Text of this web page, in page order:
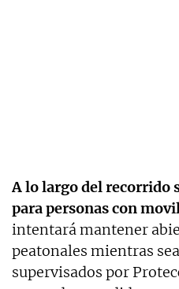
A lo largo del recorrido
para personas con
intentará mantener
peatonales mientras
supervisados por